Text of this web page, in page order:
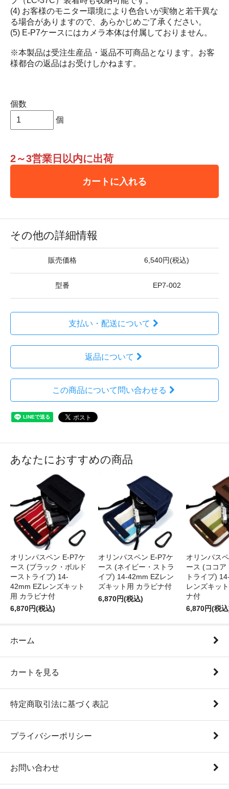
(4) お客様のモニター環境により色合いが実物と若干異な
る場合がありますので、あらかじめご了承ください。
(5) E-P7ケースにはカメラ本体は付属しておりません。
※本製品は受注生産品・返品不可商品となります。お客
様都合の返品はお受けしかねます。
個数
個
2～3営業日以内に出荷
カートに入れる
その他の詳細情報
販売価格 6,540円(税込)
型番 EP7-002
支払い・配送について
返品について
この商品について問い合わせる
あなたにおすすめの商品
オリンパスペン E-P7ケ
ース (ブラック・ボルド
ーストライプ) 14-
42mm EZレンズキット
用 カラビナ付
6,870円(税込)
オリンパスペン E-P7ケ
ース (ネイビー・ストラ
イプ) 14-42mm EZレン
ズキット用 カラビナ付
6,870円(税込)
オリンパス
ース (ココア
トライプ)
レンズキッ
ナ付
6,870円(税
ホーム
カートを見る
特定商取引法に基づく表記
プライバシーポリシー
お問い合わせ